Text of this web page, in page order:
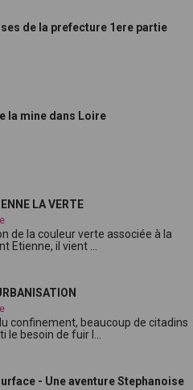
de la prefecture 1ere partie
la mine dans Loire
LA VERTE
de la couleur verte associée à la
Etienne, il vient ...
confinement, beaucoup de citadins
le besoin de fuir l...
- Une aventure Stephanoise